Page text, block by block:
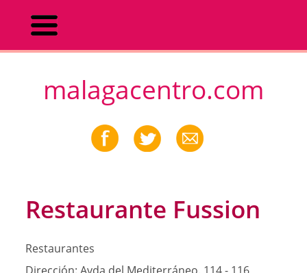
malagacentro.com
Restaurante Fussion
Restaurantes
Dirección: Avda del Mediterráneo, 114 - 116